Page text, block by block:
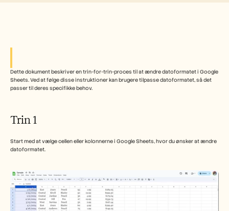
Dette dokument beskriver en trin-for-trin-proces til at ændre datoformatet i Google
Sheets. Ved at følge disse instruktioner kan brugere tilpasse datoformatet, så det
passer til deres specifikke behov.
Trin 1
Start med at vælge cellen eller kolonnerne i Google Sheets, hvor du ønsker at ændre
datoformatet.
Help Center
Partner Program
Change Management
Sales Enablement
Pre-sales
Training
See more